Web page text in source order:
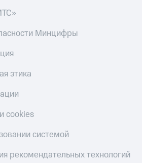
Минцифры
этика
cookies
системой
рекомендательных технологий